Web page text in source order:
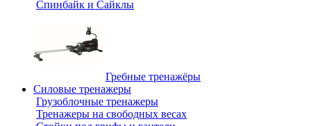
Спинбайк и Сайклы
Гребные тренажёры
Силовые тренажеры
Грузоблочные тренажеры
Тренажеры на свободных весах